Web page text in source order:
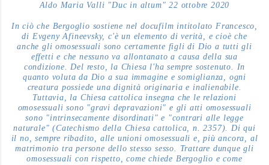
Aldo Maria Valli "Duc in altum" 22 ottobre 2020
In ciò che Bergoglio sostiene nel docufilm intitolato Francesco,
di Evgeny Afineevsky, c'è un elemento di verità, e cioè che
anche gli omosessuali sono certamente figli di Dio a tutti gli
effetti e che nessuno va allontanato a causa della sua
condizione. Del resto, la Chiesa l'ha sempre sostenuto. In
quanto voluta da Dio a sua immagine e somiglianza, ogni
creatura possiede una dignità originaria e inalienabile.
Tuttavia, la Chiesa cattolica insegna che le relazioni
omosessuali sono "gravi depravazioni" e gli atti omosessuali
sono "intrinsecamente disordinati" e "contrari alle legge
naturale" (Catechismo della Chiesa cattolica, n. 2357). Di qui
il no, sempre ribadito, alle unioni omosessuali e, più ancora, al
matrimonio tra persone dello stesso sesso. Trattare dunque gli
omosessuali con rispetto, come chiede Bergoglio e come